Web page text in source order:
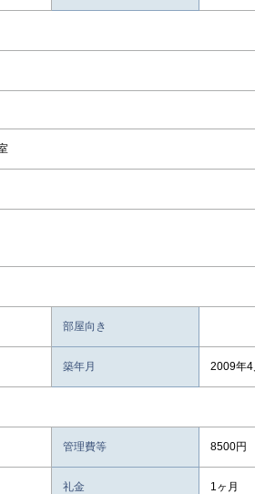
部屋向き
築年月 2009年4
管理費等 8500円
礼金 1ヶ月